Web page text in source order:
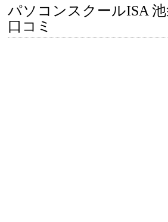
パソコンスクールISA 池
口コミ